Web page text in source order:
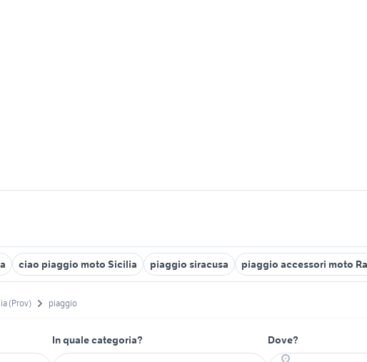
ciao piaggio moto Sicilia piaggio siracusa piaggio accessori moto
(Prov) piaggio
In quale categoria? Dove?